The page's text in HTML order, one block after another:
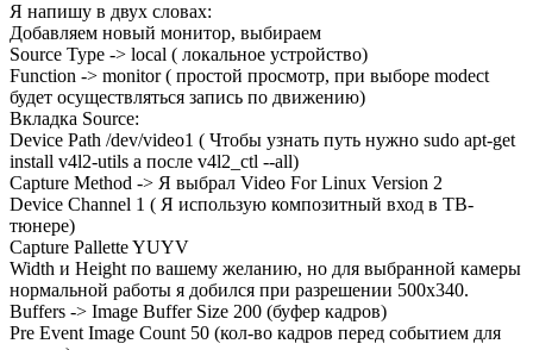
Я напишу в двух словах:
Добавляем новый монитор, выбираем
Source Type -> local ( локальное устройство)
Function -> monitor ( простой просмотр, при выборе modect
будет осуществляться запись по движению)
Вкладка Source:
Device Path /dev/video1 ( Чтобы узнать путь нужно sudo apt-get
install v4l2-utils а после v4l2_ctl --all)
Capture Method -> Я выбрал Video For Linux Version 2
Device Channel 1 ( Я использую композитный вход в ТВ-
тюнере)
Capture Pallette YUYV
Width и Height по вашему желанию, но для выбранной камеры
нормальной работы я добился при разрешении 500х340.
Buffers -> Image Buffer Size 200 (буфер кадров)
Pre Event Image Count 50 (кол-во кадров перед событием для